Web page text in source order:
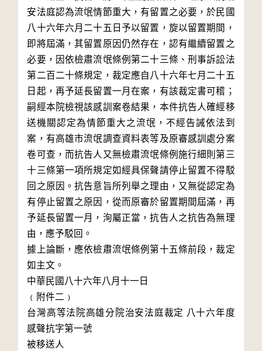
安法庭認為流氓情節重大，有留置之必要，於民國
八十六年六月二十五日予以留置，旋以留置期間，
即將屆滿，其留置原因仍然存在，認有繼續留置之
必要，因依檢肅流氓條例第二十三條、刑事訴訟法
第二百二十條規定，裁定應自八十六年七月二十五
日起，再予延長留置一月在案，有該裁定書可稽；
嗣經本院檢視該感訓案卷結果，本件抗告人確經移
送機關認定為情節重大之流氓，不經告誡依法到
案，有高雄市流氓調查資料表等及原審感訓處分案
卷可查，而抗告人又無檢肅流氓條例施行細則第三
十三條第一項所規定如經具保聲請停止留置不得駁
回之原因。抗告意旨所列舉之理由，又無從認定為
有停止留置之原因，從而原審於留置期間屆滿，再
予延長留置一月，洵屬正當，抗告人之抗告為無理
由，應予駁回。
據上論斷，應依檢肅流氓條例第十五條前段，裁定
如主文。
中華民國八十六年八月十一日
﹙附件二﹚
台灣高等法院高雄分院治安法庭裁定 八十六年度
感聲抗字第一號
被移送人